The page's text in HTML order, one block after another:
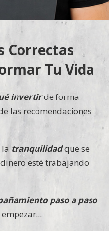
Correctas
Tu Vida
invertirde forma
las recomendaciones
latranquilidadque se
esté trabajando
paso a paso